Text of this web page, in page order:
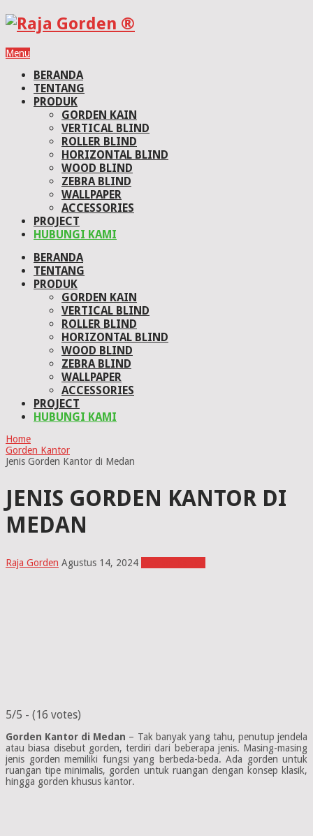
Menu
BERANDA
TENTANG
PRODUK
GORDEN KAIN
VERTICAL BLIND
ROLLER BLIND
HORIZONTAL BLIND
WOOD BLIND
ZEBRA BLIND
WALLPAPER
ACCESSORIES
PROJECT
HUBUNGI KAMI
BERANDA
TENTANG
PRODUK
GORDEN KAIN
VERTICAL BLIND
ROLLER BLIND
HORIZONTAL BLIND
WOOD BLIND
ZEBRA BLIND
WALLPAPER
ACCESSORIES
PROJECT
HUBUNGI KAMI
Home
Gorden Kantor
Jenis Gorden Kantor di Medan
JENIS GORDEN KANTOR DI
MEDAN
Raja Gorden Agustus 14, 2024
5/5 - (16 votes)
Gorden Kantor di Medan – Tak banyak yang tahu, penutup jendela
atau biasa disebut gorden, terdiri dari beberapa jenis. Masing-masing
jenis gorden memiliki fungsi yang berbeda-beda. Ada gorden untuk
ruangan tipe minimalis, gorden untuk ruangan dengan konsep klasik,
hingga gorden khusus kantor.